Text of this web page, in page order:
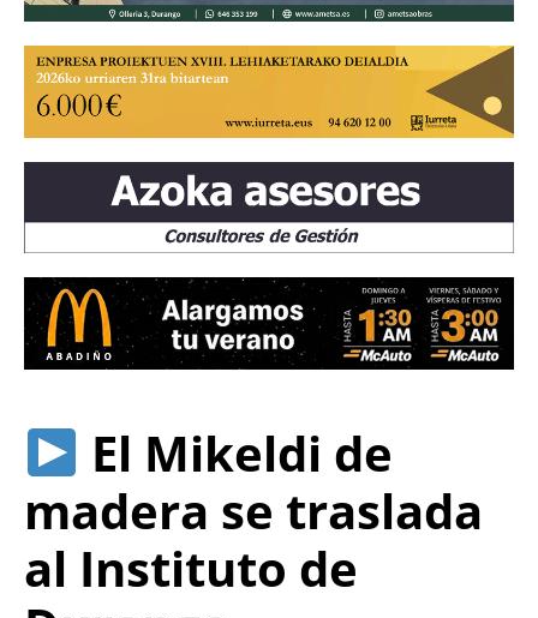
El Mikeldi de
madera se traslada
al Instituto de